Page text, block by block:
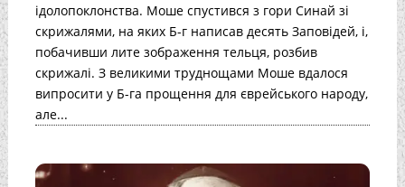
ідолопоклонства. Моше спустився з гори Синай зі
скрижалями, на яких Б-г написав десять Заповідей, і,
побачивши лите зображення тельця, розбив
скрижалі. З великими труднощами Моше вдалося
випросити у Б-га прощення для єврейського народу,
але...